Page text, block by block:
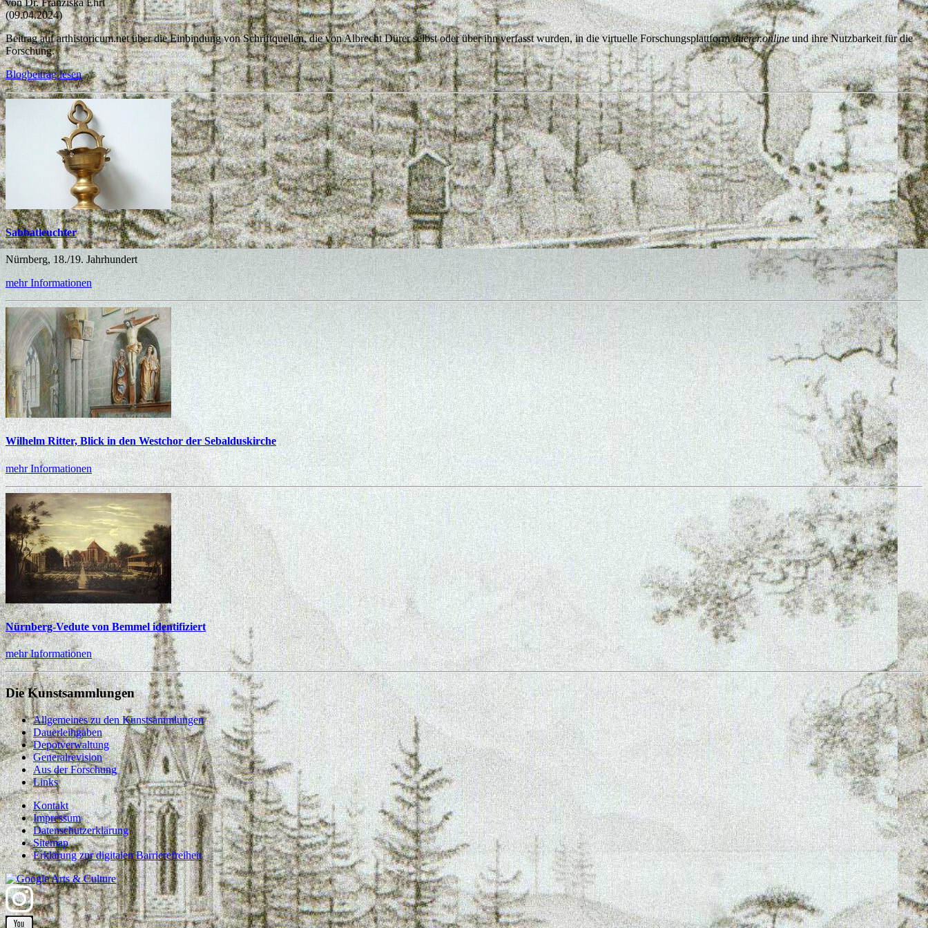
(09.04.2024)
Beitrag auf arthistoricum.net über die Einbindung von Schriftquellen, die von Albrecht Dürer selbst oder über ihn verfasst wurden, in die virtuelle Forschungsplattformduerer.onlineund ihre Nutzbarkeit für die
Forschung.
Blogbeitrag lesen
Sabbatleuchter
Nürnberg, 18./19. Jahrhundert
mehr Informationen
Wilhelm Ritter, Blick in den Westchor der Sebalduskirche
mehr Informationen
Nürnberg-Vedute von Bemmel identifiziert
mehr Informationen
Die Kunstsammlungen
Allgemeines zu den Kunstsammlungen
Dauerleihgaben
Depotverwaltung
Generalrevision
Aus der Forschung
Links
Kontakt
Impressum
Datenschutzerklärung
Sitemap
Erklärung zur digitalen Barrierefreiheit